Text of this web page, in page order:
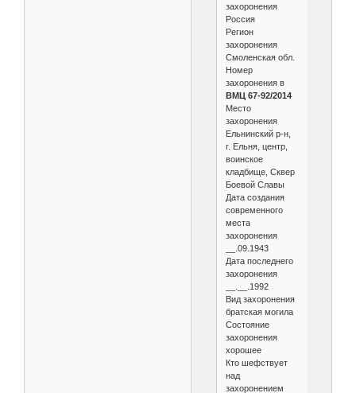
захоронения
Россия
Регион
захоронения
Смоленская обл.
Номер
захоронения в
ВМЦ 67-92/2014
Место
захоронения
Ельнинский р-н,
г. Ельня, центр,
воинское
кладбище, Сквер
Боевой Славы
Дата создания
современного
места
захоронения
__.09.1943
Дата последнего
захоронения
__.__.1992
Вид захоронения
братская могила
Состояние
захоронения
хорошее
Кто шефствует
над
захоронением